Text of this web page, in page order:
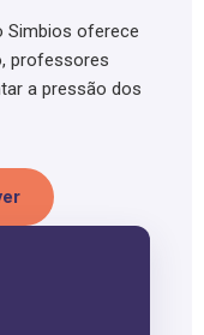
Simbios oferece
professores
a pressão dos